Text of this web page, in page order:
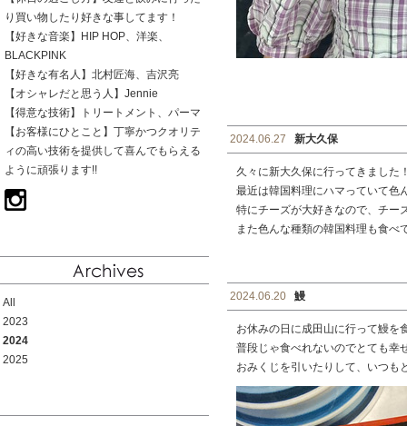
り買い物したり好きな事してます！
【好きな音楽】HIP HOP、洋楽、
BLACKPINK
【好きな有名人】北村匠海、吉沢亮
【オシャレだと思う人】Jennie
【得意な技術】トリートメント、パーマ
【お客様にひとこと】丁寧かつクオリテ
ィの高い技術を提供して喜んでもらえる
ように頑張ります!!
All
2023
2024
2025
2024.06.27 新大久保
久々に新大久保に行ってきました
最近は韓国料理にハマっていて色
特にチーズが大好きなので、チ
また色んな種類の韓国料理も食べ
2024.06.20 鰻
お休みの日に成田山に行って鰻を
普段じゃ食べれないのでとても幸
おみくじを引いたりして、いつも